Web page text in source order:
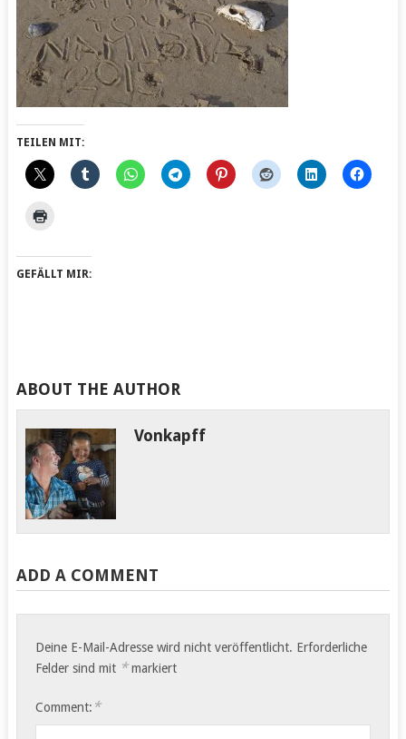
TEILEN MIT:
GEFÄLLT MIR:
ABOUT THE AUTHOR
Vonkapff
ADD A COMMENT
Deine E-Mail-Adresse wird nicht veröffentlicht. Erforderliche
Felder sind mit *markiert
Comment: *